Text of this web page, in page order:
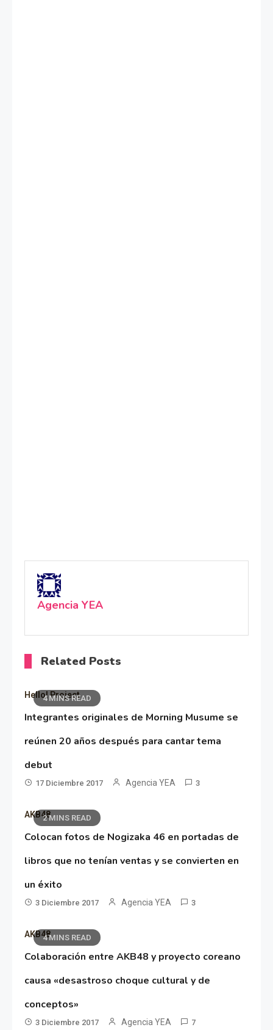
Agencia YEA
Related Posts
4 MINS READ
Hello! Project
Integrantes originales de Morning Musume se
reúnen 20 años después para cantar tema
debut
17 Diciembre 2017 Agencia YEA 3
2 MINS READ
AKB48
Colocan fotos de Nogizaka 46 en portadas de
libros que no tenían ventas y se convierten en
un éxito
3 Diciembre 2017 Agencia YEA 3
4 MINS READ
AKB48
Colaboración entre AKB48 y proyecto coreano
causa «desastroso choque cultural y de
conceptos»
3 Diciembre 2017 Agencia YEA 7